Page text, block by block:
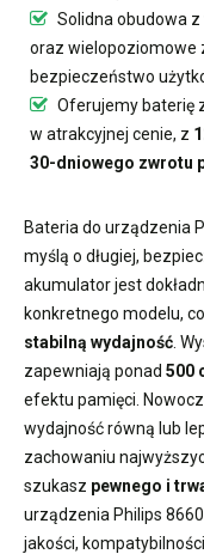
Solidna obudowa
oraz wielopoziomowe
bezpieczeństwo
Oferujemy baterię
w atrakcyjnej cenie, z
30-dniowego zwrotu
Bateria do urządzenia
myślą o długiej,
akumulator jest
konkretnego modelu,
stabilną wydajność .
zapewniają ponad 500
efektu pamięci.
wydajność równą lub
zachowaniu
szukasz pewnego i
urządzenia Philips
jakości,